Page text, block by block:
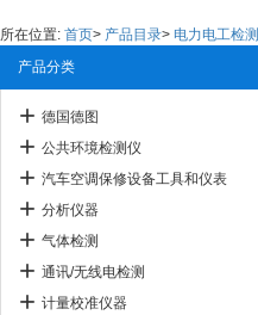
所在位置: 首页> 产品目录> 电力电工检测
产品分类
德国德图
公共环境检测仪
汽车空调保修设备工具和仪表
分析仪器
气体检测
通讯/无线电检测
计量校准仪器